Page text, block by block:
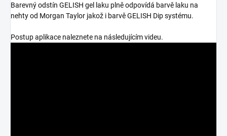
Barevný odstín GELISH gel laku plně odpovídá barvě laku na
nehty od Morgan Taylor jakož i barvě GELISH Dip systému.
Postup aplikace naleznete na následujícím videu.